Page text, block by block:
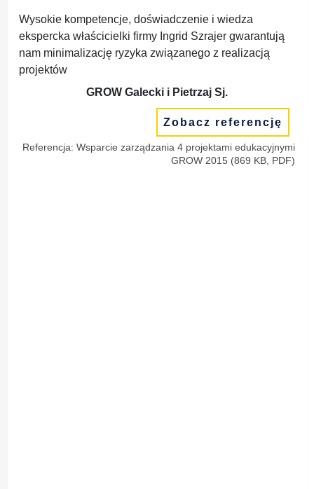
Wysokie kompetencje, doświadczenie i wiedza
ekspercka właścicielki firmy Ingrid Szrajer gwarantują
nam minimalizację ryzyka związanego z realizacją
projektów
GROW Galecki i Pietrzaj Sj.
Zobacz referencję
Referencja: Wsparcie zarządzania 4 projektami edukacyjnymi
GROW 2015 (869 KB, PDF)